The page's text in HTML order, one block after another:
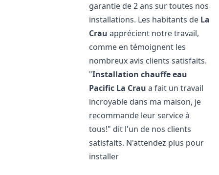
garantie de 2 ans sur toutes nos
installations. Les habitants de La
Crau apprécient notre travail,
comme en témoignent les
nombreux avis clients satisfaits.
"Installation chauffe eau
Pacific La Crau a fait un travail
incroyable dans ma maison, je
recommande leur service à
tous!" dit l'un de nos clients
satisfaits. N'attendez plus pour
installer